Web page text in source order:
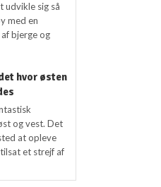
udvikle sig så
med en
bjerge og
hvor østen
og vest. Det
at opleve
et strejf af